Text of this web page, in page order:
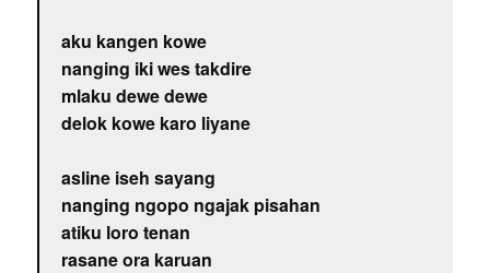
aku kangen kowe
nanging iki wes takdire
mlaku dewe dewe
delok kowe karo liyane
asline iseh sayang
nanging ngopo ngajak pisahan
atiku loro tenan
rasane ora karuan